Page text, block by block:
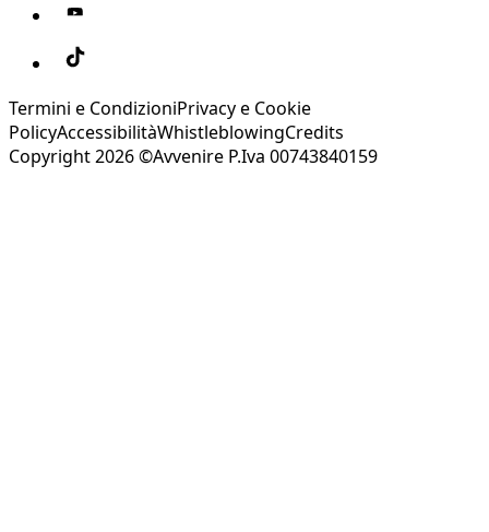
Termini e CondizioniPrivacy e Cookie
PolicyAccessibilitàWhistleblowingCredits
Copyright 2026 ©Avvenire P.Iva 00743840159